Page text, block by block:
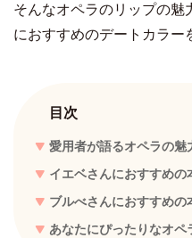
そんなオペラのリップの魅
におすすめのデートカラ
目次
愛用者が語るオペラの魅
イエベさんにおすすめの
ブルべさんにおすすめの
あなたにぴったりなオペ